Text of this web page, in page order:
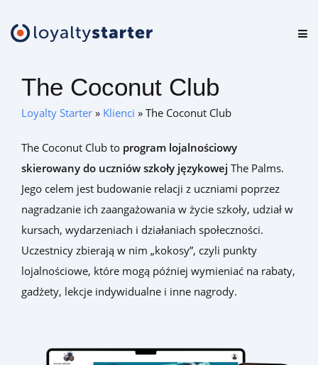
Oferta
Zasoby
Logowanie
Zamów darmową konsultację
The Coconut Club
Loyalty Starter » Klienci » The Coconut Club
The Coconut Club to program lojalnościowy
skierowany do uczniów szkoły językowej The Palms.
Jego celem jest budowanie relacji z uczniami poprzez
nagradzanie ich zaangażowania w życie szkoły, udział w
kursach, wydarzeniach i działaniach społeczności.
Uczestnicy zbierają w nim „kokosy”, czyli punkty
lojalnościowe, które mogą później wymieniać na rabaty,
gadżety, lekcje indywidualne i inne nagrody.